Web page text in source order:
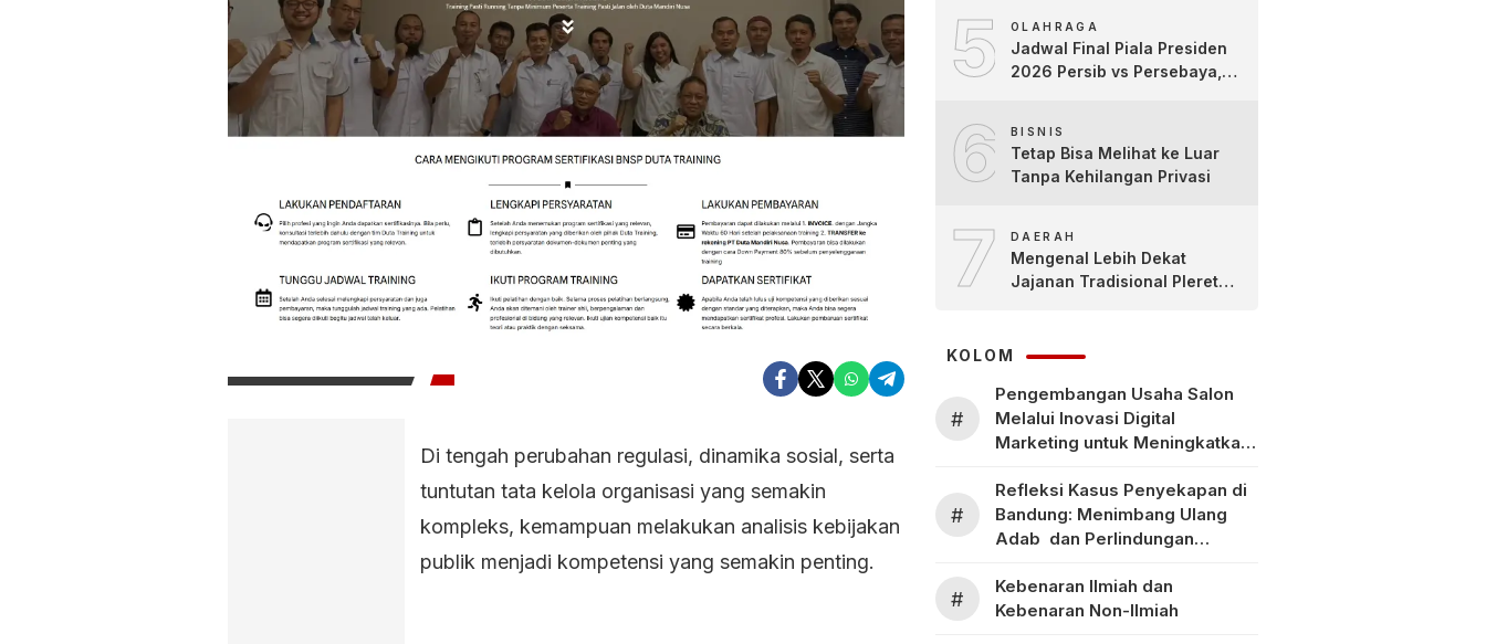
Di tengah perubahan regulasi, dinamika sosial, serta
tuntutan tata kelola organisasi yang semakin
kompleks, kemampuan melakukan analisis kebijakan
publik menjadi kompetensi yang semakin penting.
5 OLAHRAGA
Jadwal Final Piala Presiden
2026 Persib vs Persebaya,
6 BISNIS
Tetap Bisa Melihat ke Luar
Tanpa Kehilangan Privasi
7 DAERAH
Mengenal Lebih Dekat
Jajanan Tradisional Pleret
KOLOM
#
Pengembangan Usaha Salon
Melalui Inovasi Digital
Marketing untuk Meningkatkan
Salon Mitra, Selong Lombok
Timur
#
Refleksi Kasus Penyekapan di
Bandung: Menimbang Ulang
Adab dan Perlindungan
#
Kebenaran Ilmiah dan
Kebenaran Non-Ilmiah